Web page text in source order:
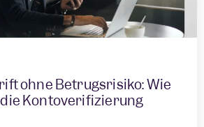
ohne Betrugsrisiko: Wie
Kontoverifizierung